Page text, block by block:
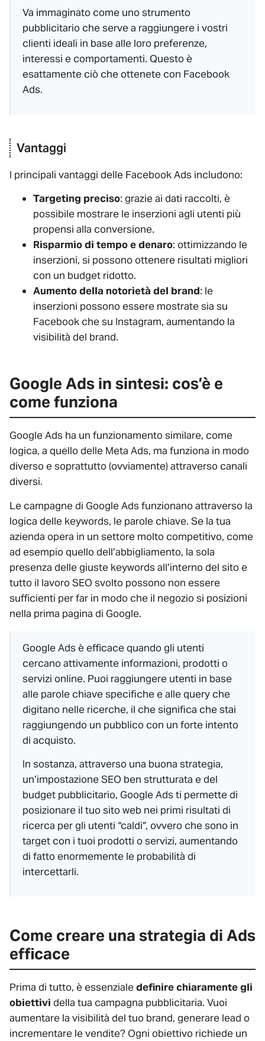
Va immaginato come uno strumento
pubblicitario che serve a raggiungere i vostri
clienti ideali in base alle loro preferenze,
interessi e comportamenti. Questo è
esattamente ciò che ottenete con Facebook
Ads.
Vantaggi
I principali vantaggi delle Facebook Ads includono:
Targeting preciso: grazie ai dati raccolti, è
possibile mostrare le inserzioni agli utenti più
propensi alla conversione.
Risparmio di tempo e denaro: ottimizzando le
inserzioni, si possono ottenere risultati migliori
con un budget ridotto.
Aumento della notorietà del brand: le
inserzioni possono essere mostrate sia su
Facebook che su Instagram, aumentando la
visibilità del brand.
Google Ads in sintesi: cos’è e
come funziona
Google Ads ha un funzionamento similare, come
logica, a quello delle Meta Ads, ma funziona in modo
diverso e soprattutto (ovviamente) attraverso canali
diversi.
Le campagne di Google Ads funzionano attraverso la
logica delle keywords, le parole chiave. Se la tua
azienda opera in un settore molto competitivo, come
ad esempio quello dell’abbigliamento, la sola
presenza delle giuste keywords all’interno del sito e
tutto il lavoro SEO svolto possono non essere
sufficienti per far in modo che il negozio si posizioni
nella prima pagina di Google.
Google Ads è efficace quando gli utenti
cercano attivamente informazioni, prodotti o
servizi online. Puoi raggiungere utenti in base
alle parole chiave specifiche e alle query che
digitano nelle ricerche, il che significa che stai
raggiungendo un pubblico con un forte intento
di acquisto.
In sostanza, attraverso una buona strategia,
un’impostazione SEO ben strutturata e del
budget pubblicitario, Google Ads ti permette di
posizionare il tuo sito web nei primi risultati di
ricerca per gli utenti “caldi”, ovvero che sono in
target con i tuoi prodotti o servizi, aumentando
di fatto enormemente le probabilità di
intercettarli.
Come creare una strategia di Ads
efficace
Prima di tutto, è essenzialedefinire chiaramente gli
obiettivi della tua campagna pubblicitaria. Vuoi
aumentare la visibilità del tuo brand, generare lead o
incrementare le vendite? Ogni obiettivo richiede un